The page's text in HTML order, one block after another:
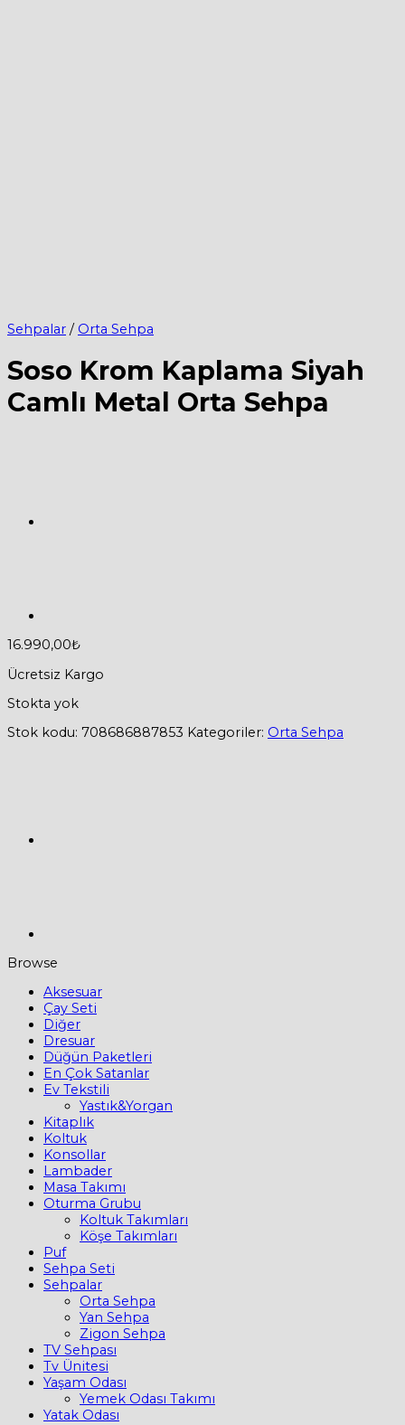
Sehpalar / Orta Sehpa
Soso Krom Kaplama Siyah
Camlı Metal Orta Sehpa
16.990,00₺
Ücretsiz Kargo
Stokta yok
Stok kodu: 708686887853 Kategoriler: Orta Sehpa
Browse
Aksesuar
Çay Seti
Diğer
Dresuar
Düğün Paketleri
En Çok Satanlar
Ev Tekstili
Yastık&Yorgan
Kitaplık
Koltuk
Konsollar
Lambader
Masa Takımı
Oturma Grubu
Koltuk Takımları
Köşe Takımları
Puf
Sehpa Seti
Sehpalar
Orta Sehpa
Yan Sehpa
Zigon Sehpa
TV Sehpası
Tv Ünitesi
Yaşam Odası
Yemek Odası Takımı
Yatak Odası